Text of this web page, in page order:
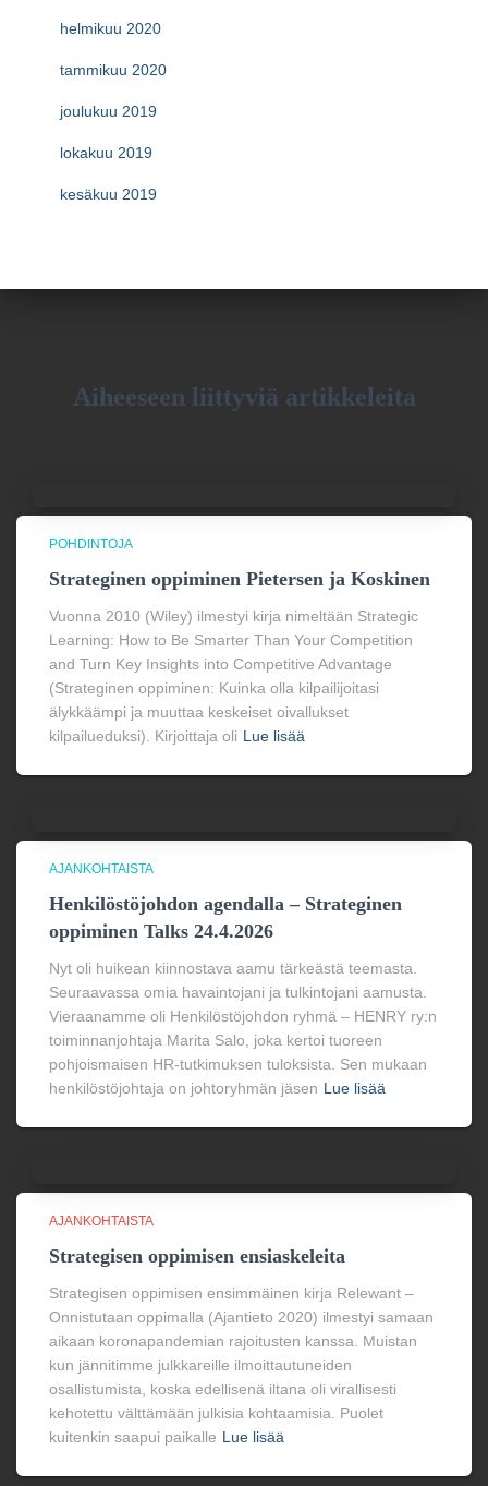
helmikuu 2020
tammikuu 2020
joulukuu 2019
lokakuu 2019
kesäkuu 2019
Aiheeseen liittyviä artikkeleita
POHDINTOJA
Strateginen oppiminen Pietersen ja Koskinen
Vuonna 2010 (Wiley) ilmestyi kirja nimeltään Strategic
Learning: How to Be Smarter Than Your Competition
and Turn Key Insights into Competitive Advantage
(Strateginen oppiminen: Kuinka olla kilpailijoitasi
älykkäämpi ja muuttaa keskeiset oivallukset
kilpailueduksi). Kirjoittaja oli Lue lisää
AJANKOHTAISTA
Henkilöstöjohdon agendalla – Strateginen
oppiminen Talks 24.4.2026
Nyt oli huikean kiinnostava aamu tärkeästä teemasta.
Seuraavassa omia havaintojani ja tulkintojani aamusta.
Vieraanamme oli Henkilöstöjohdon ryhmä – HENRY ry:n
toiminnanjohtaja Marita Salo, joka kertoi tuoreen
pohjoismaisen HR-tutkimuksen tuloksista. Sen mukaan
henkilöstöjohtaja on johtoryhmän jäsen Lue lisää
AJANKOHTAISTA
Strategisen oppimisen ensiaskeleita
Strategisen oppimisen ensimmäinen kirja Relewant –
Onnistutaan oppimalla (Ajantieto 2020) ilmestyi samaan
aikaan koronapandemian rajoitusten kanssa. Muistan
kun jännitimme julkkareille ilmoittautuneiden
osallistumista, koska edellisenä iltana oli virallisesti
kehotettu välttämään julkisia kohtaamisia. Puolet
kuitenkin saapui paikalle Lue lisää